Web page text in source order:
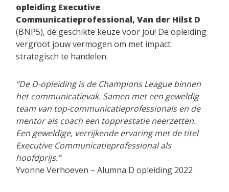
opleiding Executive
Communicatieprofessional, Van der Hilst D
(BNP5), dé geschikte keuze voor jou! De opleiding
vergroot jouw vermogen om met impact
strategisch te handelen.
“De D-opleiding is de Champions League binnen
het communicatievak. Samen met een geweldig
team van top-communicatieprofessionals en de
mentor als coach een topprestatie neerzetten.
Een geweldige, verrijkende ervaring met de titel
Executive Communicatieprofessional als
hoofdprijs.”
Yvonne Verhoeven – Alumna D opleiding 2022